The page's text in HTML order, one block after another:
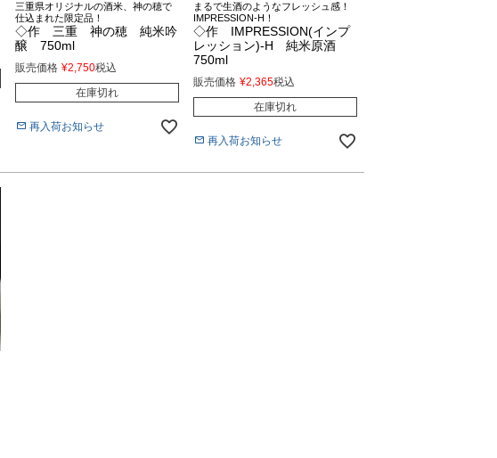
三重県オリジナルの酒米、神の穂で
仕込まれた限定品！
◇作 三重 神の穂 純米吟
醸 750ml
販売価格 ¥2,750税込
在庫切れ
再入荷お知らせ
まるで生酒のようなフレッシュ感！
IMPRESSION-H！
◇作 IMPRESSION(インプ
レッション)-H 純米原酒
750ml
販売価格 ¥2,365税込
在庫切れ
再入荷お知らせ